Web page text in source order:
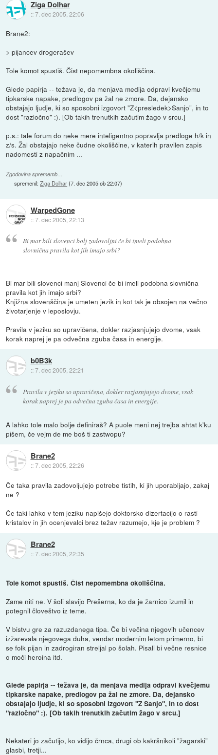
Ziga Dolhar
::7. dec 2005, 22:06
Brane2:
> pijancev drogerašev
Tole komot spustiš. Čist nepomembna okoliščina.
Glede papirja -- težava je, da menjava medija odpravi kvečjemu
tipkarske napake, predlogov pa žal ne zmore. Da, dejansko
obstajajo ljudje, ki so sposobni izgovort "Z<presledek>Sanjo", in to
dost "razločno" :). [Ob takih trenutkih začutim žago v srcu.]
p.s.: tale forum do neke mere inteligentno popravlja predloge h/k in
z/s. Žal obstajajo neke čudne okoliščine, v katerih pravilen zapis
nadomesti z napačnim ...
Zgodovina sprememb…
spremenil:Ziga Dolhar(7. dec 2005 ob 22:07)
WarpedGone
::7. dec 2005, 22:13
Bi mar bili slovenci bolj zadovoljni če bi imeli podobna
slovnična pravila kot jih imajo srbi?
Bi mar bili slovenci manj Slovenci če bi imeli podobna slovnična
pravila kot jih imajo srbi?
Knjižna slovenščina je umeten jezik in kot tak je obsojen na večno
životarjenje v leposlovju.
Pravila v jeziku so upravičena, dokler razjasnjujejo dvome, vsak
korak naprej je pa odvečna zguba časa in energije.
b0B3k
::7. dec 2005, 22:21
Pravila v jeziku so upravičena, dokler razjasnjujejo dvome, vsak
korak naprej je pa odvečna zguba časa in energije.
A lahko tole malo bolje definiraš? A puole meni nej trejba ahtat k'ku
pišem, če vejm de me boš ti zastwopu?
Brane2
::7. dec 2005, 22:26
Če taka pravila zadovoljujejo potrebe tistih, ki jih uporabljajo, zakaj
ne ?
Če taki lahko v tem jeziku napišejo doktorsko dizertacijo o rasti
kristalov in jih ocenjevalci brez težav razumejo, kje je problem ?
Brane2
::7. dec 2005, 22:35
Tole komot spustiš. Čist nepomembna okoliščina.
Zame niti ne. V šoli slavijo Prešerna, ko da je žarnico izumil in
potegnil človeštvo iz teme.
V bistvu gre za razuzdanega tipa. Če bi večina njegovih učencev
izžarevala njegovega duha, vendar modernim letom primerno, bi
se folk pijan in zadrogiran streljal po šolah. Pisali bi večne resnice
o moči heroina itd.
Glede papirja -- težava je, da menjava medija odpravi kvečjemu
tipkarske napake, predlogov pa žal ne zmore. Da, dejansko
obstajajo ljudje, ki so sposobni izgovort "Z Sanjo", in to dost
"razločno" :). [Ob takih trenutkih začutim žago v srcu.]
Nekateri jo začutijo, ko vidijo črnca, drugi ob kakršnikoli "žagarski"
glasbi, tretji...